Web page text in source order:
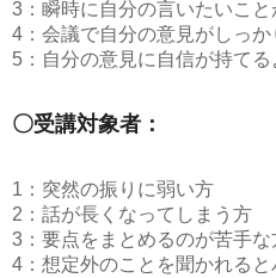
3：瞬時に自分の言いたいこ
4：会議で自分の意見がしっ
5：自分の意見に自信が持てる
〇受講対象者：
1：突然の振りに弱い方
2：話が長くなってしまう方
3：要点をまとめるのが苦手な
4：想定外のことを聞かれる